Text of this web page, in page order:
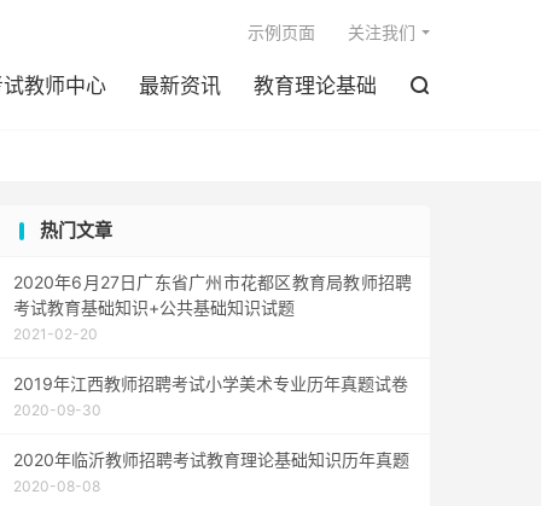
教师中心 最新资讯 教育理论基础 
示例页面 关注我们
热门文章
2020年6月27日广东省广州市花都区教育局教师招聘
考试教育基础知识+公共基础知识试题
2021-02-20
2019年江西教师招聘考试小学美术专业历年真题试卷
2020-09-30
2020年临沂教师招聘考试教育理论基础知识历年真题
2020-08-08